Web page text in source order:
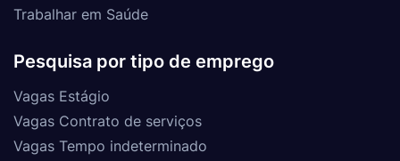
Trabalhar em Saúde
Pesquisa por tipo de emprego
Vagas Estágio
Vagas Contrato de serviços
Vagas Tempo indeterminado